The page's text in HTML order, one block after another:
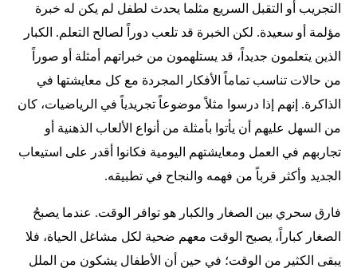
التجريب أو التقبل السريع مثلما يحدث لطفل لم يكن له خبرة
مؤلمة أو سعيدة. لكن الخبرة قد تلعب دوراً لصالح التعلم. الكبار
الذين يتعلمون جديداً، قد يستلهمون من خبراتهم أمثلة أو صوراً
من حالات تناسب تماماً الأفكار المجردة مع كل معايشتها في
الذاكرة. إنهم إذا درسوا مثلاً موضوعاً تجريدياً في الرياضيات، كان
من السهل عليهم أن يأتوا بأمثلة من أنواع الألعاب الذهنية أو
تجاربهم في العمل ومعايشتهم اليومية فكانوا أقدر على استيعاب
الجديد وأكثر قرباً من فهمه والنجاح في تطبيقه.
فارق سحري بين الصغار والكبار هو توافر الوقت. عندما يصبحُ
الصغار كباراً، يصبح الوقت معهم ضحية لكل مشاغل الحياة، فلا
يبقى الكثير من الوقت؛ في حين أن الأطفال يشكون من الملل